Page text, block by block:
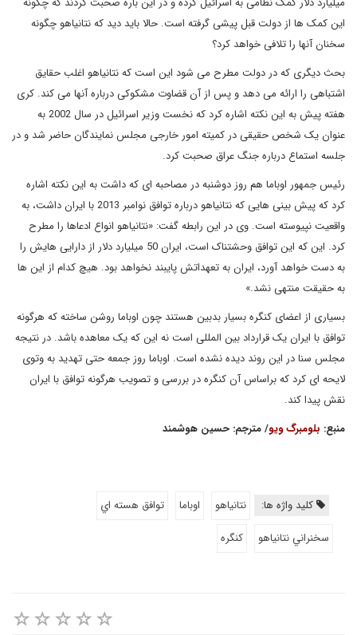
این کمک ها از دولت قبل پیشی گرفته است. حالا باید دید که نتانیاهو چگونه
سخنان آنها را تلافی خواهد کرد؟
بحث دیگری که در دولت مطرح می شود این است که نتانیاهو اغلب حقایق
اشتباهی را ارائه می دهد و پس از آن قضاوت مشکوکی درباره آنها می کند. کری
هفته پیش به این نکته اشاره کرد که نخست وزیر اسرائیل در سال 2002 به
عنوان یک شخص حقیقی در کمیته امور خارجی مجلس نمایندگان حاضر شد و در
جلسه استماع درباره جنگ عراق صحبت کرد.
رئیس جمهور اوباما هم روز دوشنبه در مصاحبه ای که داشت به این نکته اشاره
کرد که پیش بینی هایی که نتانیاهو درباره توافق نوامبر 2013 با ایران داشت، به
واقعیت نپیوسته است. وی در این رابطه گفت: «نتانیاهو انواع ادعاها را مطرح
کرد. این که این توافق وحشتناک است، ایران 50 میلیارد دلار از دارایی هایش را
به دست خواهد آورد، ایران به تعهداتش پایبند نخواهد بود. هیچ کدام از این ها
به حقیقت منتهی نشد.»
بسیاری از اعضای کنگره بسیار بدبین هستند چون اوباما روشن ساخته که هرگونه
توافق با ایران یک قرارداد بین المللی است نه این که یک معاهده باشد. در نتیجه
مجلس سنا در این روند دیده نشده است. اوباما روز جمعه حتی تهدید به وتوی
لایحه ای کرد که براساس آن کنگره در بررسی و تصویب هرگونه توافق با ایران
نقش پیدا کند.
منبع: بلومبرگ ویو/ مترجم: حسین هوشمند
کلید واژه ها: نتانياهو اوباما
توافق هسته اي
سخنراني نتانياهو
كنگره